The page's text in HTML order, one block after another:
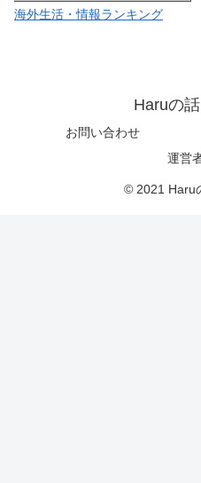
海外生活・情報ランキング
Haruの
お問い合わせ
運営
© 2021 Haru